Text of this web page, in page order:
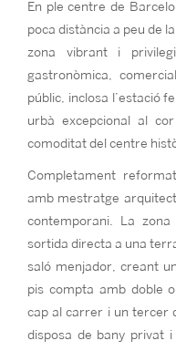
En ple centre de
poca distància a peu de
zona vibrant i
gastronòmica,
públic, inclosa l’estació
urbà excepcional al
comoditat del centre
Completament
amb mestratge
contemporani. La
sortida directa a una
saló menjador, creant
pis compta amb doble
cap al carrer i un tercer
disposa de bany privat